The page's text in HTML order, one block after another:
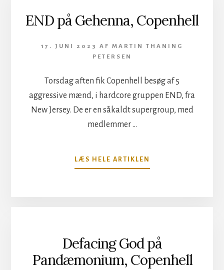
END på Gehenna, Copenhell
17. JUNI 2023 AF MARTIN THANING
PETERSEN
Torsdag aften fik Copenhell besøg af 5
aggressive mænd, i hardcore gruppen END, fra
New Jersey. De er en såkaldt supergroup, med
medlemmer …
LÆS HELE ARTIKLEN
END
Defacing God på
Pandæmonium, Copenhell